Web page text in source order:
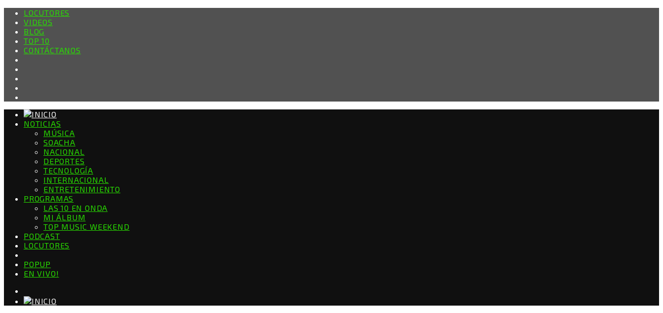
LOCUTORES
VIDEOS
BLOG
TOP 10
CONTÁCTANOS
NOTICIAS
MÚSICA
SOACHA
NACIONAL
DEPORTES
TECNOLOGÍA
INTERNACIONAL
ENTRETENIMIENTO
PROGRAMAS
LAS 10 EN ONDA
MI ÁLBUM
TOP MUSIC WEEKEND
PODCAST
LOCUTORES
POPUP
EN VIVO!